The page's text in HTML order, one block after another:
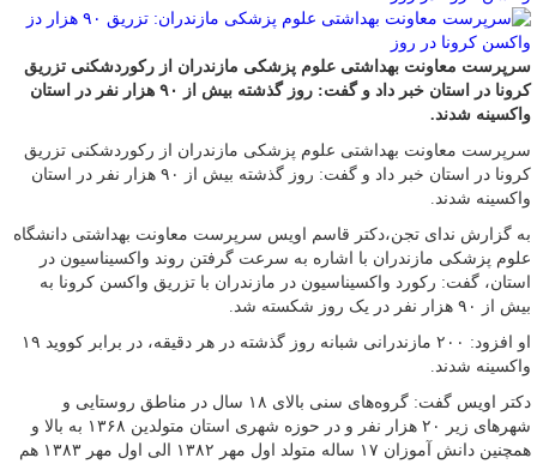
سرپرست معاونت بهداشتی علوم پزشکی مازندران از رکوردشکنی تزریق
کرونا در استان خبر داد و گفت: روز گذشته بیش از ۹۰ هزار نفر در استان
واکسینه شدند.
سرپرست معاونت بهداشتی علوم پزشکی مازندران از رکوردشکنی تزریق
کرونا در استان خبر داد و گفت: روز گذشته بیش از ۹۰ هزار نفر در استان
واکسینه شدند.
به گزارش ندای تجن،دکتر قاسم اویس سرپرست معاونت بهداشتی دانشگاه
علوم پزشکی مازندران با اشاره به سرعت گرفتن روند واکسیناسیون در
استان، گفت: رکورد واکسیناسیون در مازندران با تزریق واکسن کرونا به
بیش از ۹۰ هزار نفر در یک روز شکسته شد.
او افزود: ۲۰۰ مازندرانی شبانه روز گذشته در هر دقیقه، در برابر کووید ۱۹
واکسینه شدند.
دکتر اویس گفت: گروه‌های سنی بالای ۱۸ سال در مناطق روستایی و
شهر‌های زیر ۲۰ هزار نفر و در حوزه شهری استان متولدین ۱۳۶۸ به بالا و
همچنین دانش آموزان ۱۷ ساله متولد اول مهر ۱۳۸۲ الی اول مهر ۱۳۸۳ هم